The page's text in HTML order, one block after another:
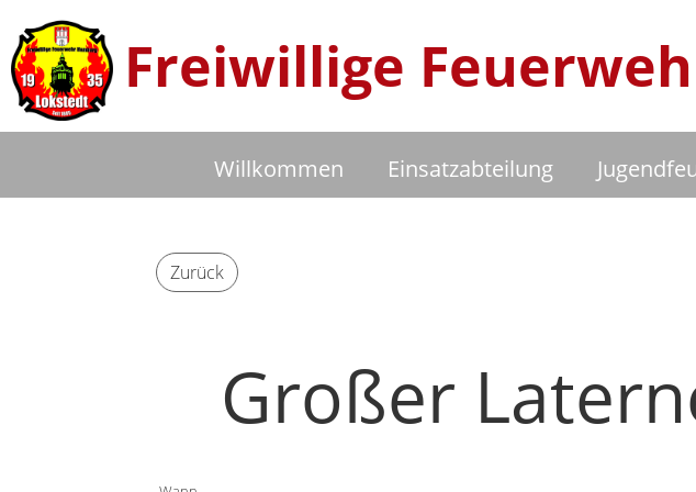
Freiwillige
Willkommen Einsatzabteilung
Zurück
Großer